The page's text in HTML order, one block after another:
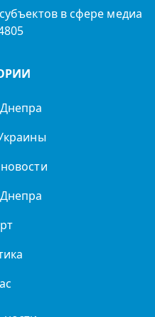
в сфере медиа